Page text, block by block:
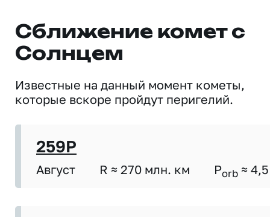
Сближение комет с
Солнцем
Известные на данный момент кометы,
которые вскоре пройдут перигелий.
259P
Август R ≈ 270 млн. км Porb ≈ 4,5